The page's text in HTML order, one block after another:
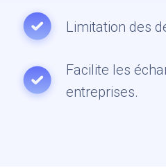
Limitation des
Facilite les
entreprises.